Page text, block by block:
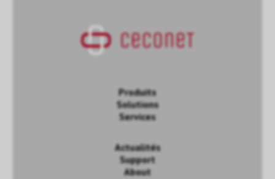
Produits
Solutions
Services
Actualités
Support
About